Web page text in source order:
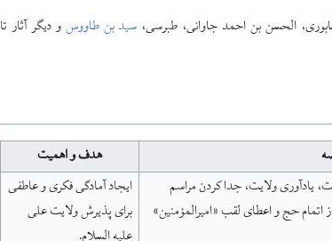
الحسن بن احمد جاوانی، طبرسی، سید بن طاووسو دیگر آثار تا
هدف و اهمیت
یادآوری ولایت، جدا کردن مراسم
حج و اعطای لقب «امیرالمؤمنین»
ایجاد آمادگی فکری و عاطفی
برای پذیرش ولایت علی